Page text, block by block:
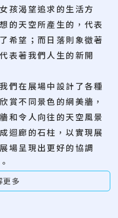
孩渴望追求的生活方
的天空所產生的，代表
希望；而日落則象徵著
表著我們人生的新開
們在展場中設計了各種
賞不同景色的網美牆，
和令人向往的天空風景
迴廊的石柱，以實現展
場呈現出更好的協調
更多